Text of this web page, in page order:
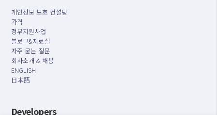
개인정보 보호 컨설팅
가격
정부지원사업
블로그&자료실
자주 묻는 질문
회사소개 & 채용
ENGLISH
日本語
Developers